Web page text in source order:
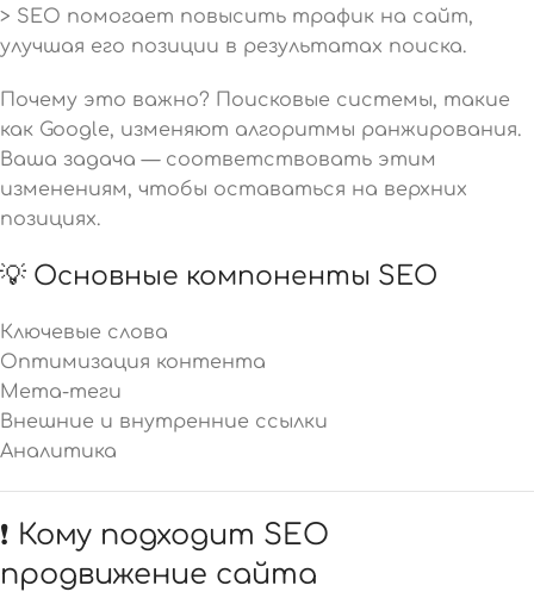
> SEO помогает повысить трафик на сайт,
улучшая его позиции в результатах поиска.
Почему это важно? Поисковые системы, такие
как Google, изменяют алгоритмы ранжирования.
Ваша задача — соответствовать этим
изменениям, чтобы оставаться на верхних
позициях.
💡 Основные компоненты SEO
Ключевые слова
Оптимизация контента
Мета-теги
Внешние и внутренние ссылки
Аналитика
❗ Кому подходит SEO
продвижение сайта